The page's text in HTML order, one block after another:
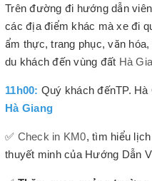
Trên đường đi hướng dẫn
các địa điểm khác mà xe đi
ẩm thực, trang phục, văn
du khách đến vùng đất Hà
11h00: Quý khách đếnTP.
Hà Giang
✅ Check in KM0, tìm hiểu
thuyết minh của Hướng Dẫn